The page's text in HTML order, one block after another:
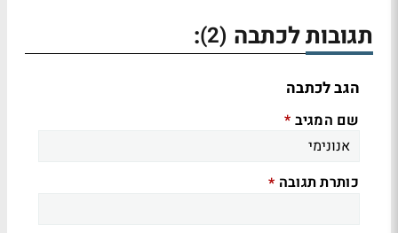
תגובות לכתבה (2)
:
הגב לכתבה
שם המגיב *
כותרת תגובה *